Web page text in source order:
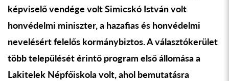
képviselő vendége volt Simicskó István volt
honvédelmi miniszter, a hazafias és honvédelmi
nevelésért felelős kormánybiztos. A választókerület
több települését érintő program első állomása a
Lakitelek Népfőiskola volt, ahol bemutatásra